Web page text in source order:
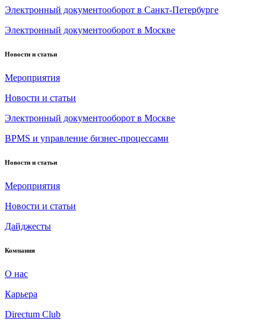
Электронный документооборот в Санкт-Петербурге
Электронный документооборот в Москве
Новости и статьи
Мероприятия
Новости и статьи
Электронный документооборот в Москве
BPMS и управление бизнес-процессами
Новости и статьи
Мероприятия
Новости и статьи
Дайджесты
Компания
О нас
Карьера
Directum Club